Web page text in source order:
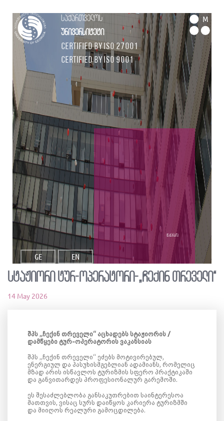
საქართველოს
უნივერსიტეტი
Certified by ISO 27001
Certified by ISO 9001
M
GE EN
ვაკანსია
სტაჟიორი ტურ-ოპერატორი-„ჩექინ თრეველი“
14 May 2026
შპს „ჩექინ თრეველი“ აცხადებს სტაჟიორის /
დამწყები ტურ-ოპერატორის ვაკანსიას
შპს „ჩექინ თრეველი“ ეძებს მოტივირებულ,
ენერგიულ და პასუხისმგებლიან ადამიანს, რომელიც
მზად არის ისწავლოს ტურიზმის სფერო პრაქტიკაში
და განვითარდეს პროფესიონალურ გარემოში.
ეს შესაძლებლობა განსაკუთრებით საინტერესოა
მათთვის, ვისაც სურს დაიწყოს კარიერა ტურიზმში
და მიიღოს რეალური გამოცდილება.